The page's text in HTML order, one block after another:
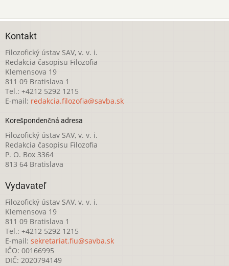
Kontakt
Filozofický ústav SAV, v. v. i.
Redakcia časopisu Filozofia
Klemensova 19
811 09 Bratislava 1
Tel.: +4212 5292 1215
E-mail: redakcia.filozofia@savba.sk
Korešpondenčná adresa
Filozofický ústav SAV, v. v. i.
Redakcia časopisu Filozofia
P. O. Box 3364
813 64 Bratislava
Vydavateľ
Filozofický ústav SAV, v. v. i.
Klemensova 19
811 09 Bratislava 1
Tel.: +4212 5292 1215
E-mail: sekretariat.fiu@savba.sk
IČO: 00166995
DIČ: 2020794149